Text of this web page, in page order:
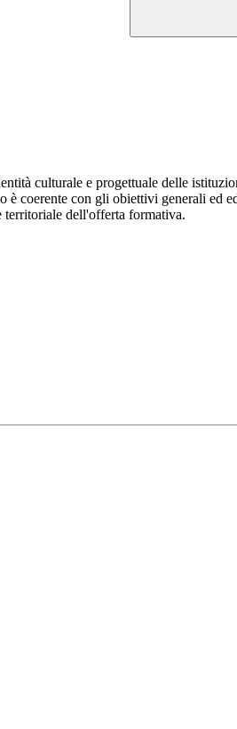
culturale e progettuale delle
coerente con gli obiettivi generali ed
territoriale dell'offerta formativa.